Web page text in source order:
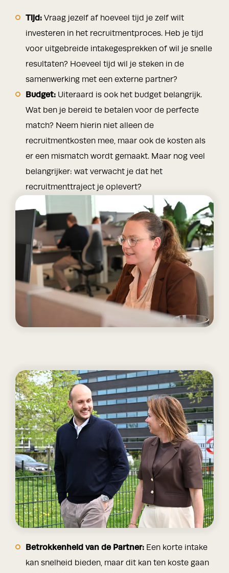
Tijd: Vraag jezelf af hoeveel tijd je zelf wilt
investeren in het recruitmentproces. Heb je tijd
voor uitgebreide intakegesprekken of wil je snelle
resultaten? Hoeveel tijd wil je steken in de
samenwerking met een externe partner?
Budget: Uiteraard is ook het budget belangrijk.
Wat ben je bereid te betalen voor de perfecte
match? Neem hierin niet alleen de
recruitmentkosten mee, maar ook de kosten als
er een mismatch wordt gemaakt. Maar nog veel
belangrijker: wat verwacht je dat het
recruitmenttraject je oplevert?
Betrokkenheid van de Partner: Een korte intake
kan snelheid bieden, maar dit kan ten koste gaan